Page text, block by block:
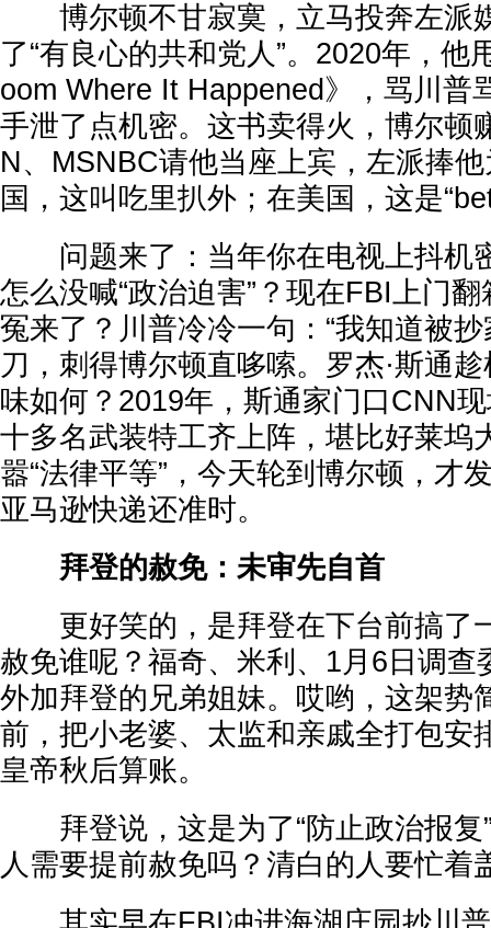
博尔顿不甘寂寞，立马投奔左派
了“有良心的共和党人”。2020年，他
oom Where It Happened》，骂川普
手泄了点机密。这书卖得火，博尔顿
N、MSNBC请他当座上宾，左派捧他
国，这叫吃里扒外；在美国，这是
问题来了：当年你在电视上抖机
怎么没喊“政治迫害”？现在FBI上门
冤来了？川普冷冷一句：“我知道被
刀，刺得博尔顿直哆嗦。罗杰·斯通
味如何？2019年，斯通家门口CNN
十多名武装特工齐上阵，堪比好莱坞
嚣“法律平等”，今天轮到博尔顿，才
亚马逊快递还准时。
拜登的赦免：未审先自首
更好笑的，是拜登在下台前搞了
赦免谁呢？福奇、米利、1月6日调查
外加拜登的兄弟姐妹。哎哟，这架势
前，把小老婆、太监和亲戚全打包安
皇帝秋后算账。
拜登说，这是为了“防止政治报复
人需要提前赦免吗？清白的人要忙着